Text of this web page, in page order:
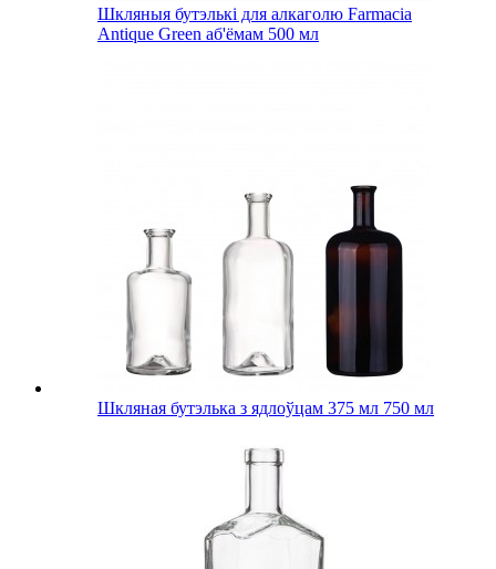
Шкляныя бутэлькі для алкаголю Farmacia
Antique Green аб'ёмам 500 мл
Шкляная бутэлька з ядлоўцам 375 мл 750 мл